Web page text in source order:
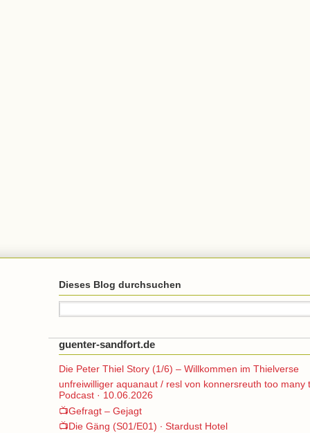
Dieses Blog durchsuchen
guenter-sandfort.de
Die Peter Thiel Story (1/6) – Willkommen im Thielverse
unfreiwilliger aquanaut / resl von konnersreuth too many
Podcast · 10.06.2026
📺Gefragt – Gejagt
📺Die Gäng (S01/E01) ∙ Stardust Hotel